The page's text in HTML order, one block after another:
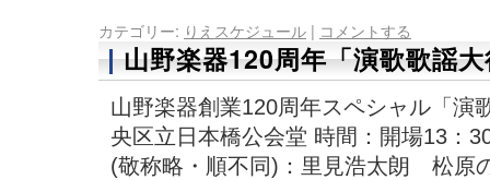
カテゴリー: りえスケジュール | コメントする
山野楽器120周年「演歌歌謡
山野楽器創業120周年スペシャル「演
央区立日本橋公会堂 時間：開場13：
(敬称略・順不同)：里見浩太朗 松